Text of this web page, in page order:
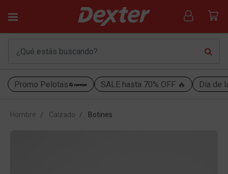
Promo Pelotas SALE hasta 70% OFF 🔥 Día de
Hombre Calzado Botines